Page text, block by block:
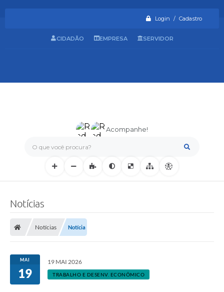
Login / Cadastro
O que você procura?
Acompanhe!
CIDADÃO EMPRESA SERVIDOR
Notícias
Notícias Notícia
MAI
19
19 MAI 2026
TRABALHO E DESENV. ECONÔMICO